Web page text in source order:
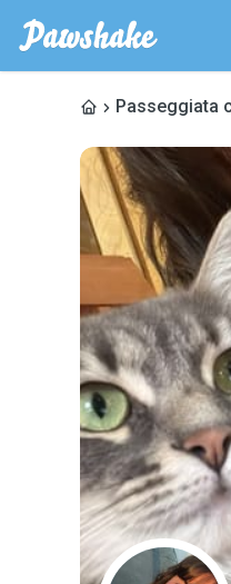
Passeggiata